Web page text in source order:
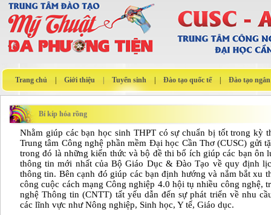
Trang chủ Giới thiệu Tuyển sinh Đào tạo quốc tế Đào tạo
Bí kíp hóa rồng
Nhằm giúp các bạn học sinh THPT có sự chuẩn bị tốt trong kỳ
Trung tâm Công nghệ phần mềm Đại học Cần Thơ (CUSC) gửi
trong đó là những kiến thức và bộ đề thi bổ ích giúp các bạn ôn
thông tin mới nhất của Bộ Giáo Dục & Đào Tạo về quy định
thông tin. Bên cạnh đó giúp các bạn định hướng và nắm bắt xu
công cuộc cách mạng Công nghiệp 4.0 hội tụ nhiều công nghệ,
nghệ Thông tin (CNTT) tất yếu dẫn đến sự phát triển về nhu
các lĩnh vực như Nông nghiệp, Sinh học, Y tế, Giáo dục.